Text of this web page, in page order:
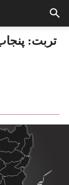
تربت: